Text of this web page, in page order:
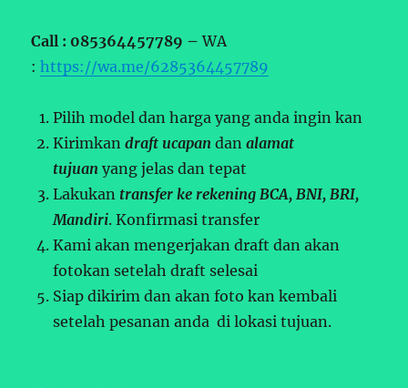
Call : 085364457789 –WA
:https://wa.me/6285364457789
Pilih model dan harga yang anda ingin kan
Kirimkandraft ucapan danalamat
tujuan yang jelas dan tepat
Lakukan transfer ke rekening BCA, BNI, BRI,
Mandiri. Konfirmasi transfer
Kami akan mengerjakan draft dan akan
fotokan setelah draft selesai
Siap dikirim dan akan foto kan kembali
setelah pesanan anda di lokasi tujuan.